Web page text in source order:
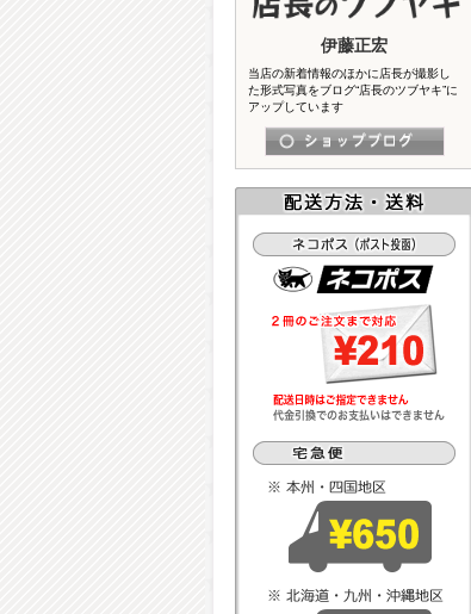
伊藤正宏
当店の新着情報のほかに店長が撮影し
た形式写真をブログ“店長のツブヤキ”に
アップしています